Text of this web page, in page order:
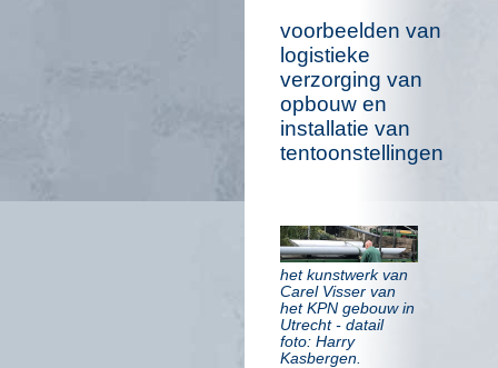
voorbeelden van
logistieke
verzorging van
opbouw en
installatie van
tentoonstellingen
het kunstwerk van
Carel Visser van
het KPN gebouw in
Utrecht - datail
foto: Harry
Kasbergen.